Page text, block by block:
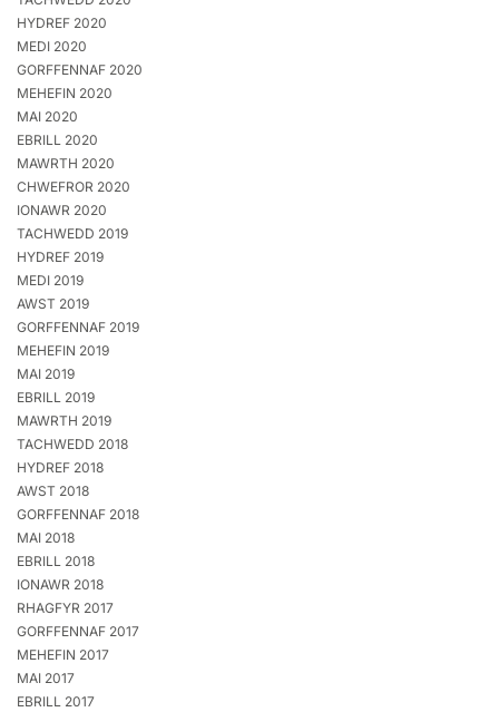
HYDREF 2020
MEDI 2020
GORFFENNAF 2020
MEHEFIN 2020
MAI 2020
EBRILL 2020
MAWRTH 2020
CHWEFROR 2020
IONAWR 2020
TACHWEDD 2019
HYDREF 2019
MEDI 2019
AWST 2019
GORFFENNAF 2019
MEHEFIN 2019
MAI 2019
EBRILL 2019
MAWRTH 2019
TACHWEDD 2018
HYDREF 2018
AWST 2018
GORFFENNAF 2018
MAI 2018
EBRILL 2018
IONAWR 2018
RHAGFYR 2017
GORFFENNAF 2017
MEHEFIN 2017
MAI 2017
EBRILL 2017